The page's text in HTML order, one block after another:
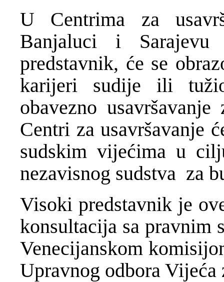
U Centrima za
Banjaluci i
predstavnik, će se
karijeri sudije ili
obavezno
Centri za usavršavanje
sudskim vijećima u
nezavisnog sudstva za
Visoki predstavnik je
konsultacija sa pravnim
Venecijanskom
Upravnog odbora